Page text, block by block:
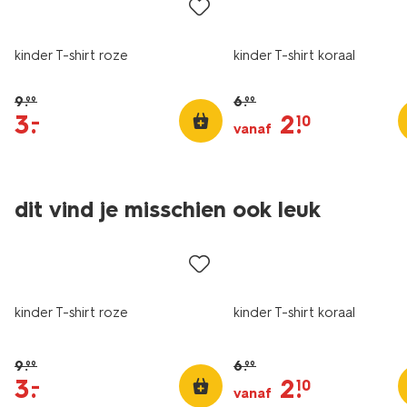
kinder T-shirt roze
9.99
3.
–
kinder T-shirt koraal
6.99
vanaf 2.
10
dit vind je misschien ook leuk
sale
kinder T-shirt roze
9.99
3.
–
sale
kinder T-shirt koraal
6.99
vanaf 2.
10